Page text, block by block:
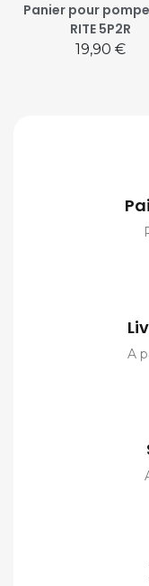
Panier pour
RITE 5P2R
Prix
19,90 €
A